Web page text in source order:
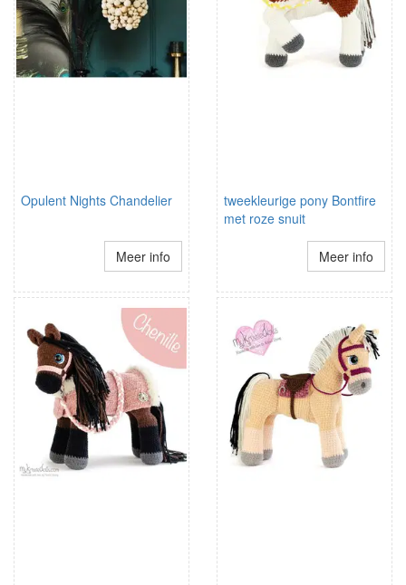
Opulent Nights Chandelier
Meer info
tweekleurige pony Bontfire
met roze snuit
Meer info